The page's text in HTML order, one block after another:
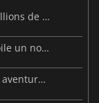
Resident Evil: Veronica dépasse déjà 2 millions de wishlists
Beast of Reincarnation : Game Freak dévoile un nouveau pari
Big Walk est disponible : partez pour une aventure entre amis